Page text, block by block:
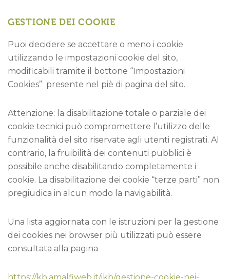
GESTIONE DEI COOKIE
Puoi decidere se accettare o meno i cookie
utilizzando le impostazioni cookie del sito,
modificabili tramite il bottone “Impostazioni
Cookies” presente nel piè di pagina del sito.
Attenzione: la disabilitazione totale o parziale dei
cookie tecnici può compromettere l’utilizzo delle
funzionalità del sito riservate agli utenti registrati. Al
contrario, la fruibilità dei contenuti pubblici è
possibile anche disabilitando completamente i
cookie. La disabilitazione dei cookie “terze parti” non
pregiudica in alcun modo la navigabilità.
Una lista aggiornata con le istruzioni per la gestione
dei cookies nei browser più utilizzati può essere
consultata alla pagina